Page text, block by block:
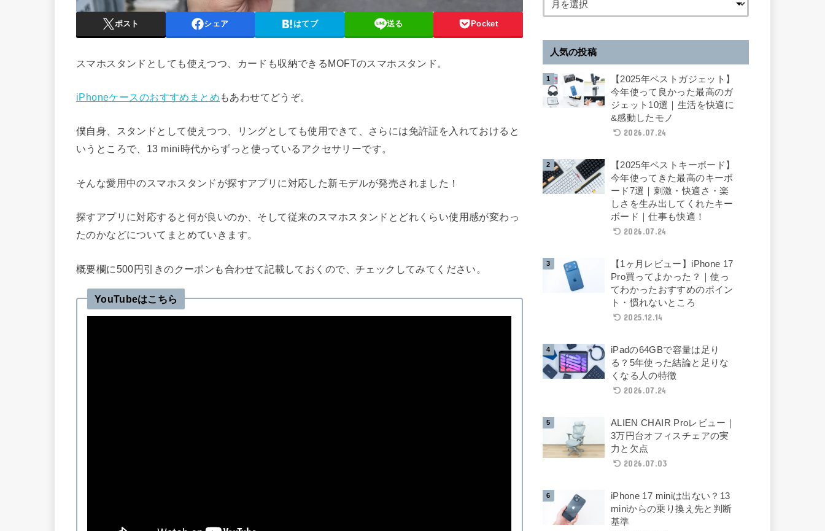
ポスト シェア はてブ 送る Pocket
スマホスタンドとしても使えつつ、カードも収納できるMOFTのスマホスタンド。
iPhoneケースのおすすめまとめ もあわせてどうぞ。
僕自身、スタンドとして使えつつ、リングとしても使用できて、さらには免許証を入れておけると
いうところで、13 mini時代からずっと使っているアクセサリーです。
そんな愛用中のスマホスタンドが探すアプリに対応した新モデルが発売されました！
探すアプリに対応すると何が良いのか、そして従来のスマホスタンドとどれくらい使用感が変わっ
たのかなどについてまとめていきます。
概要欄に500円引きのクーポンも合わせて記載しておくので、チェックしてみてください。
YouTubeはこちら
人気の投稿
【2025年ベストガジェット】
今年使って良かった最高のガ
ジェット10選｜生活を快適に
&感動したモノ
2026.07.24
【2025年ベストキーボード】
今年使ってきた最高のキーボ
ード7選｜刺激・快適さ・楽
しさを生み出してくれたキー
ボード｜仕事も快適！
2026.07.24
【1ヶ月レビュー】iPhone 17
Pro買ってよかった？｜使っ
てわかったおすすめのポイン
ト・慣れないところ
2025.12.14
iPadの64GBで容量は足り
る？5年使った結論と足りな
くなる人の特徴
2026.07.24
ALIEN CHAIR Proレビュー｜
3万円台オフィスチェアの実
力と欠点
2026.07.03
iPhone 17 miniは出ない？13
miniからの乗り換え先と判断
基準